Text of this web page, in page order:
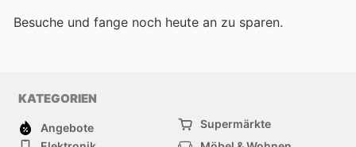
Besuche und fange noch heute an zu sparen.
KATEGORIEN
Angebote
Supermärkte